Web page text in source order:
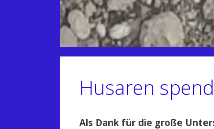
Husaren
Als Dank für die große